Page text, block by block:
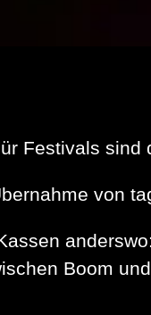
Festivals sind
von
Boom